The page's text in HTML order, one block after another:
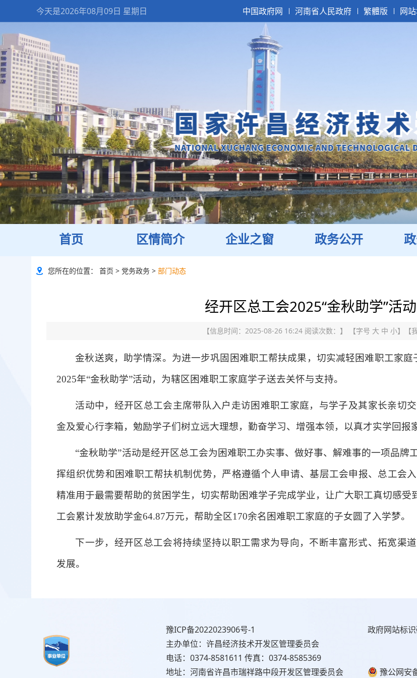
今天是2026年08月09日 星期日 中国政府网 河南省人民政府 繁體版 网
首页 区情简介 企业之窗 政务公开
您所在的位置： 首页 > 党务政务 > 部门动态
经开区总工会2025“金秋助学”活
【信息时间：2025-08-26 16:24 阅读次数： 】 【字号 大 中 小】【
金秋送爽，助学情深。为进一步巩固困难职工帮扶成果，切实减轻困难职工家
2025年“金秋助学”活动，为辖区困难职工家庭学子送去关怀与支持。
活动中，经开区总工会主席带队入户走访困难职工家庭，与学子及其家长亲切
金及爱心行李箱，勉励学子们树立远大理想，勤奋学习、增强本领，以真才实学回报
“金秋助学”活动是经开区总工会为困难职工办实事、做好事、解难事的一项品牌
挥组织优势和困难职工帮扶机制优势，严格遵循个人申请、基层工会申报、总工会
精准用于最需要帮助的贫困学生，切实帮助困难学子完成学业，让广大职工真切感受
工会累计发放助学金64.87万元，帮助全区170余名困难职工家庭的子女圆了入学梦。
下一步，经开区总工会将持续坚持以职工需求为导向，不断丰富形式、拓宽渠
发展。
豫ICP备2022023906号-1
政府网站标
主办单位：许昌经济技术开发区管理委员会
电话：0374-8581611 传真：0374-8585369
地址：河南省许昌市瑞祥路中段开发区管理委员会
豫公网安